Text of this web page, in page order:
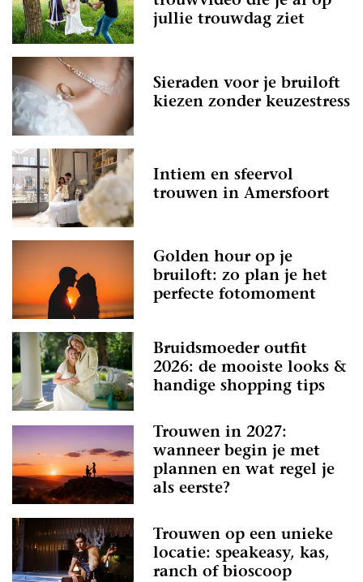
jullie trouwdag ziet
Sieraden voor je bruiloft
kiezen zonder keuzestress
Intiem en sfeervol
trouwen in Amersfoort
Golden hour op je
bruiloft: zo plan je het
perfecte fotomoment
Bruidsmoeder outfit
2026: de mooiste looks &
handige shopping tips
Trouwen in 2027:
wanneer begin je met
plannen en wat regel je
als eerste?
Trouwen op een unieke
locatie: speakeasy, kas,
ranch of bioscoop